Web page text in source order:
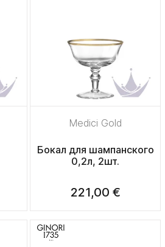
Medici Gold
Бокал для шампанского
0,2л, 2шт.
221,00 €